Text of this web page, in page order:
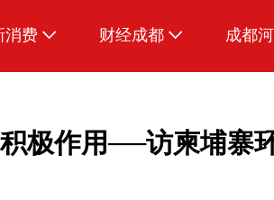
消费 财经成都 成都
极作用──访柬埔寨